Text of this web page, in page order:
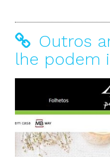
Outros
lhe podem